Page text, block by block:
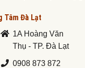
Tâm Đà Lạt
1A Hoàng Văn
Thụ - TP. Đà Lạt
0908 873 872